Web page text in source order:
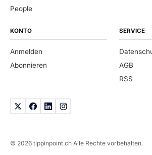
People
KONTO
Anmelden
Abonnieren
SERVICE
AGB
RSS
© 2026 tippinpoint.ch Alle Rechte vorbehalten.